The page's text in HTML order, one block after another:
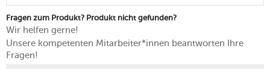
Fragen zum Produkt? Produkt nicht gefunden?
Wir helfen gerne!
Unsere kompetenten Mitarbeiter*innen beantworten Ihre
Fragen!